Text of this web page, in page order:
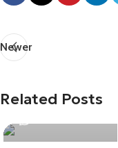
Newer
Related Posts